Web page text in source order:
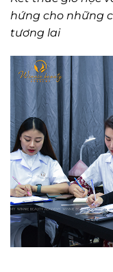
hứng cho những
tương lai